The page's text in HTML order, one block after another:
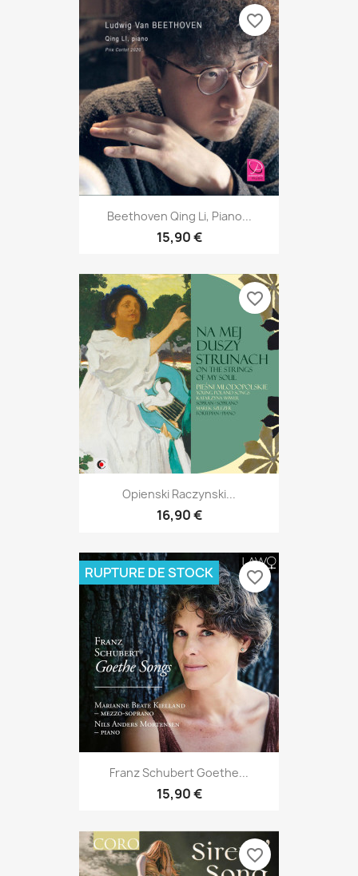
Beethoven Qing Li, Piano...
15,90 €
favorite_border
Opienski Raczynski...
16,90 €
favorite_border
Franz Schubert Goethe...
15,90 €
RUPTURE DE STOCK favorite_border
favorite_border